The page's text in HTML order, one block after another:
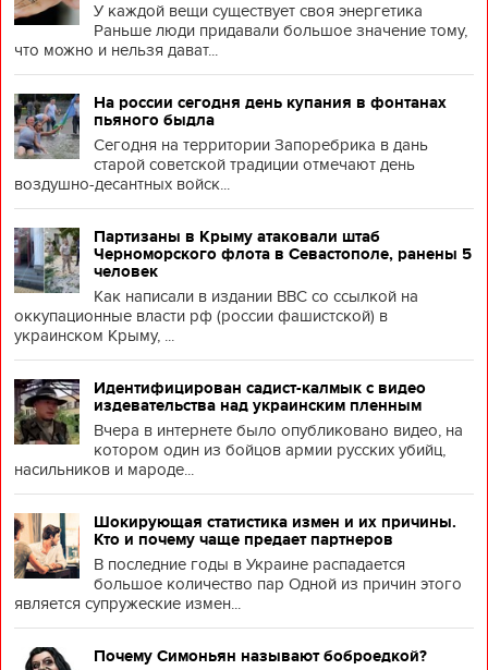
У каждой вещи существует своя энергетика
Раньше люди придавали большое значение тому,
что можно и нельзя дават...
На россии сегодня день купания в фонтанах
пьяного быдла
Сегодня на территории Запоребрика в дань
старой советской традиции отмечают день
воздушно-десантных войск...
Партизаны в Крыму атаковали штаб
Черноморского флота в Севастополе, ранены 5
человек
Как написали в издании BBC со ссылкой на
оккупационные власти рф (россии фашистской) в
украинском Крыму, ...
Идентифицирован садист-калмык с видео
издевательства над украинским пленным
Вчера в интернете было опубликовано видео, на
котором один из бойцов армии русских убийц,
насильников и мароде...
Шокирующая статистика измен и их причины.
Кто и почему чаще предает партнеров
В последние годы в Украине распадается
большое количество пар Одной из причин этого
является супружеские измен...
Почему Симоньян называют боброедкой?